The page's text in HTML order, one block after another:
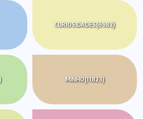
CURIOSIDADES(6982)
MINHO(11823)